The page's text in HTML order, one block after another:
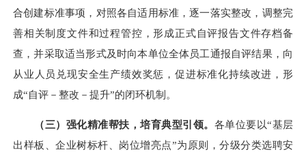
合创建标准事项，对照各自适用标准，逐一落实整改，调整完
善相关制度文件和过程管控，形成正式自评报告文件存档备
查，并采取适当形式及时向本单位全体员工通报自评结果，向
从业人员兑现安全生产绩效奖惩，促进标准化持续改进，形
成“自评－整改－提升”的闭环机制。
（三）强化精准帮扶，培育典型引领。 各单位要以“基层
出样板、企业树标杆、岗位增亮点”为原则，分级分类选聘安